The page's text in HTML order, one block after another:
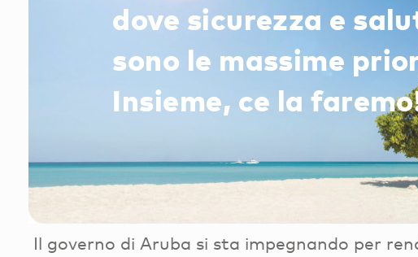
dove sicurezza e
sono le massime
Insieme, ce la
Il governo di Aruba si sta impegnando per